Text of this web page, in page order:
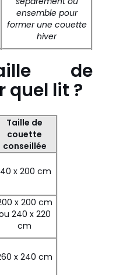
ensemble pour
former une couette
hiver
de
quel lit ?
Taille de
couette
conseillée
x 200 cm
x 200 cm
240 x 220
cm
x 240 cm